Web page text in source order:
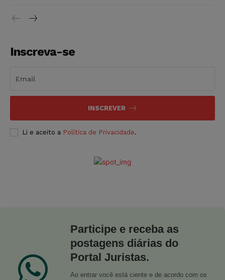
Inscreva-se
INSCREVER
Li e aceito a Política de Privacidade.
Participe e receba as
postagens diárias do
Portal Juristas.
Ao entrar você está ciente e de acordo com os